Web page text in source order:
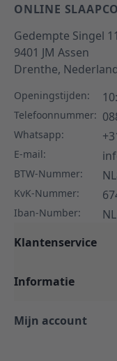
ONLINE
Gedempte Singel 11
9401 JM Assen
Drenthe,
Openingstijden:
Telefoonnummer:
Whatsapp:
E-mail:
BTW-Nummer:
KvK-Nummer:
Iban-Number:
Klantenservice
Informatie
Mijn account